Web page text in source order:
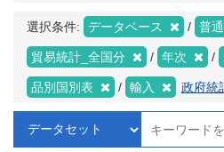
選択条件: データベース 普
貿易統計_全国分 年次
品別国別表 輸入 政府統